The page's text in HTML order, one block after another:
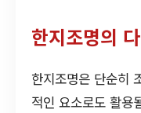
한지조명의
한지조명은 단순히
적인 요소로도 활용